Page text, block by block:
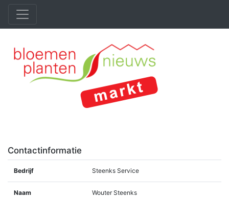
Contactinformatie
Bedrijf Steenks Service
Naam Wouter Steenks